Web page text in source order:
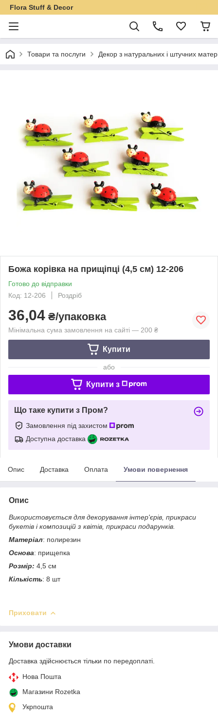
Flora Stuff & Decor
Товари та послуги Декор з натуральних і штучних
Божа корівка на прищіпці (4,5 см) 12-206
Готово до відправки
Код: 12-206
Роздріб
36,04 ₴/упаковка
Мінімальна сума замовлення на сайті — 200 ₴
Купити
або
Купити з
Що таке купити з Пром?
Замовлення під захистом
Доступна доставка
Опис Доставка Оплата Умови повернення
Опис
Використовується для декорування інтер'єрів, прикраси
букетів і композицій з квітів, прикраси подарунків.
Матеріал: полирезин
Основа: прищепка
Розмір: 4,5 см
Кількість: 8 шт
Приховати
Умови доставки
Доставка здійснюється тільки по передоплаті.
Нова Пошта
Магазини Rozetka
Укрпошта